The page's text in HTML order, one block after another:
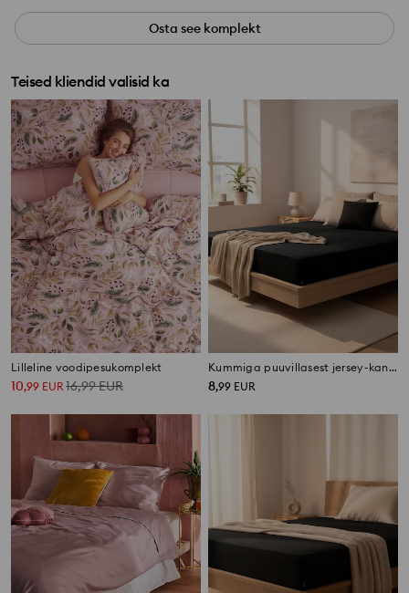
Osta see komplekt
Teised kliendid valisid ka
Lilleline voodipesukomplekt
10,99 EUR16,99EUR
Kummiga puuvillasest jersey-kangast voodilina
8,99 EUR